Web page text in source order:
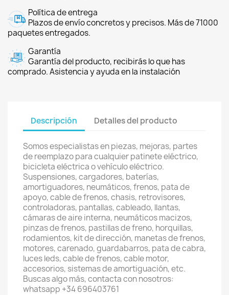
Política de entrega
Plazos de envío concretos y precisos. Más de 71000
paquetes entregados.
Garantía
Garantía del producto, recibirás lo que has
comprado. Asistencia y ayuda en la instalación
Descripción Detalles del producto
Somos especialistas en piezas, mejoras, partes
de reemplazo para cualquier patinete eléctrico,
bicicleta eléctrica o vehículo eléctrico.
Suspensiones, cargadores, baterías,
amortiguadores, neumáticos, frenos, pata de
apoyo, cable de frenos, chasis, retrovisores,
controladoras, pantallas, cableado, llantas,
cámaras de aire interna, neumáticos macizos,
pinzas de frenos, pastillas de freno, horquillas,
rodamientos, kit de dirección, manetas de frenos,
motores, carenado, guardabarros, pata de cabra,
luces leds, cable de frenos, cable motor,
accesorios, sistemas de amortiguación, etc.
Buscas algo más, contacta con nosotros:
whatsapp +34 696403761